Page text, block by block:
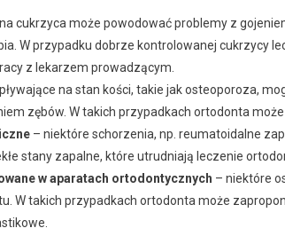
cukrzyca może powodować problemy z
W przypadku dobrze kontrolowanej cukrzycy
z lekarzem prowadzącym.
na stan kości, takie jak osteoporoza,
zębów. W takich przypadkach ortodonta
– niektóre schorzenia, np. reumatoidalne
stany zapalne, które utrudniają leczenie
w aparatach ortodontycznych – niektóre
W takich przypadkach ortodonta może